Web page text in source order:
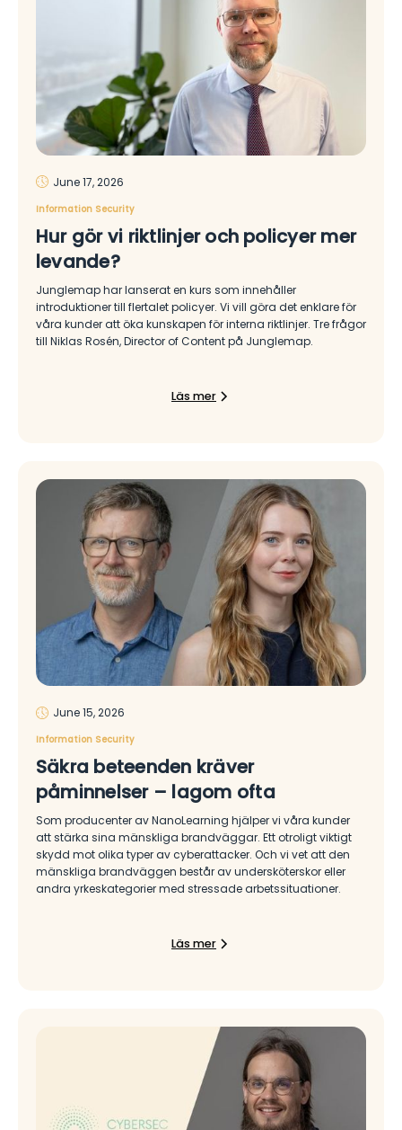
June 17, 2026
Information Security
Hur gör vi riktlinjer och policyer mer
levande?
Junglemap har lanserat en kurs som innehåller
introduktioner till flertalet policyer. Vi vill göra det enklare för
våra kunder att öka kunskapen för interna riktlinjer. Tre frågor
till Niklas Rosén, Director of Content på Junglemap.
Läs mer
June 15, 2026
Information Security
Säkra beteenden kräver
påminnelser – lagom ofta
Som producenter av NanoLearning hjälper vi våra kunder
att stärka sina mänskliga brandväggar. Ett otroligt viktigt
skydd mot olika typer av cyberattacker. Och vi vet att den
mänskliga brandväggen består av undersköterskor eller
andra yrkeskategorier med stressade arbetssituationer.
Läs mer